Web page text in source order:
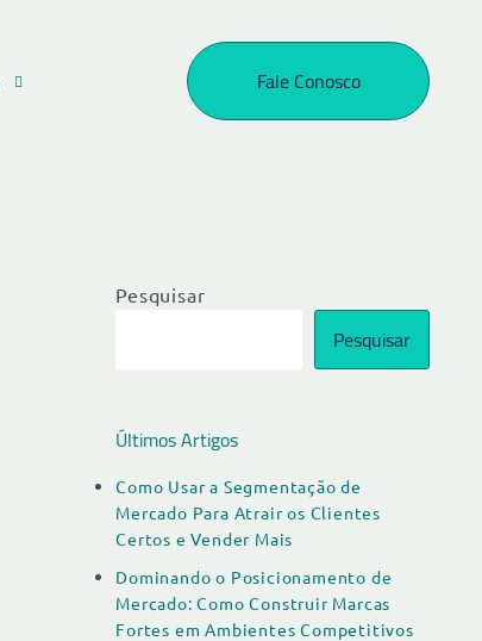
Fale Conosco
Pesquisar
Pesquisar
Últimos Artigos
Como Usar a Segmentação de
Mercado Para Atrair os Clientes
Certos e Vender Mais
Dominando o Posicionamento de
Mercado: Como Construir Marcas
Fortes em Ambientes Competitivos